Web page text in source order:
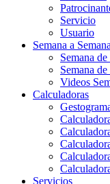
Servicio
Usuario
Semana a Semana
Semana
Semana
Videos
Calculadoras
Servicios